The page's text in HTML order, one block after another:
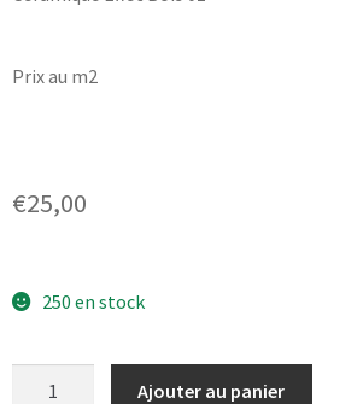
Prix au m2
€25,00
250 en stock
Ajouter au panier